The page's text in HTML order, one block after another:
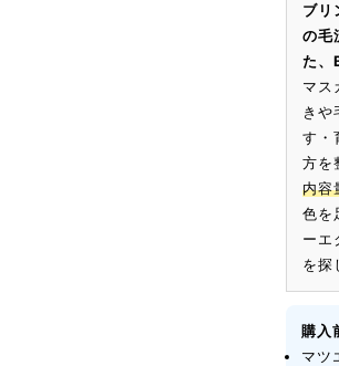
ブリ
の毛
た、
マス
きや
す・
方を
内容
色を
ーエ
を探
購入
マツ